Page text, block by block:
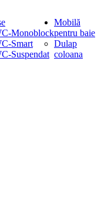
Monoblock
Smart
Suspendat
Mobilă
pentru baie
Dulap
coloana